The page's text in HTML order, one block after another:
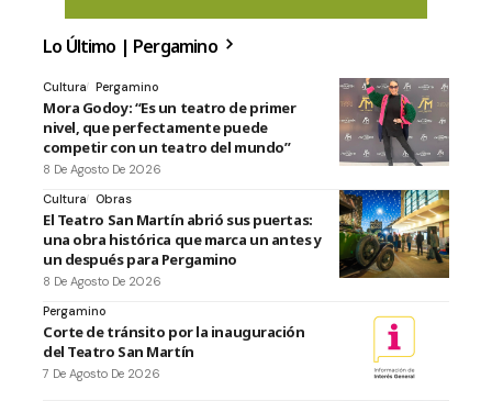
Lo Último | Pergamino
Cultura Pergamino
Mora Godoy: “Es un teatro de primer
nivel, que perfectamente puede
competir con un teatro del mundo”
8 De Agosto De 2026
Cultura Obras
El Teatro San Martín abrió sus puertas:
una obra histórica que marca un antes y
un después para Pergamino
8 De Agosto De 2026
Pergamino
Corte de tránsito por la inauguración
del Teatro San Martín
7 De Agosto De 2026